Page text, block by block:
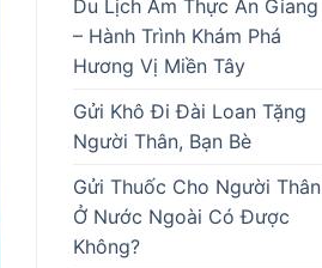
Du Lịch Ẩm Thực An Giang
– Hành Trình Khám Phá
Hương Vị Miền Tây
Gửi Khô Đi Đài Loan Tặng
Người Thân, Bạn Bè
Gửi Thuốc Cho Người Thân
Ở Nước Ngoài Có Được
Không?